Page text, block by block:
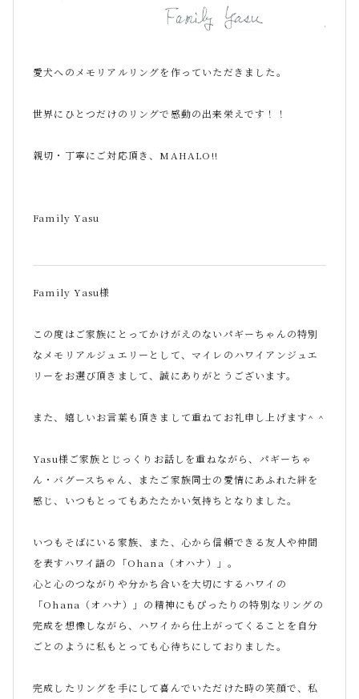
愛犬へのメモリアルリングを作っていただきました。
世界にひとつだけのリングで感動の出来栄えです！！
親切・丁寧にご対応頂き、MAHALO!!
Family Yasu
Family Yasu様
この度はご家族にとってかけがえのないパギーちゃんの特別
なメモリアルジュエリーとして、マイレのハワイアンジュエ
リーをお選び頂きまして、誠にありがとうございます。
また、嬉しいお言葉も頂きまして重ねてお礼申し上げます^ ^
Yasu様ご家族とじっくりお話しを重ねながら、パギーちゃ
ん・バグースちゃん、またご家族同士の愛情にあふれた絆を
感じ、いつもとってもあたたかい気持ちとなりました。
いつもそばにいる家族、また、心から信頼できる友人や仲間
を表すハワイ語の「Ohana（オハナ）」。
心と心のつながりや分かち合いを大切にするハワイの
「Ohana（オハナ）」の精神にもぴったりの特別なリングの
完成を想像しながら、ハワイから仕上がってくることを自分
ごとのように私もとっても心待ちにしておりました。
完成したリングを手にして喜んでいただけた時の笑顔で、私